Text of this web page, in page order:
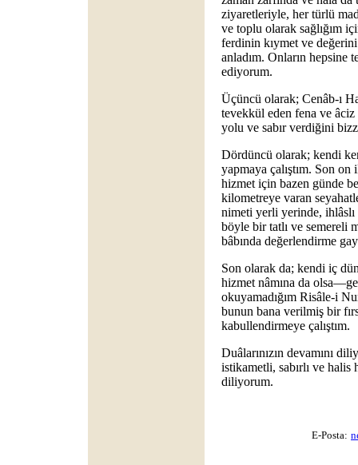
ziyaretleriyle, her türlü
ve toplu olarak sağlığım
ferdinin kıymet ve
anladım. Onların hepsine
ediyorum.
Üçüncü olarak; Cenâb-ı
tevekkül eden fena ve âciz
yolu ve sabır verdiğini
Dördüncü olarak; kendi
yapmaya çalıştım. Son on
hizmet için bazen günde
kilometreye varan
nimeti yerli yerinde, ihlâslı
böyle bir tatlı ve semereli
bâbında değerlendirme
Son olarak da; kendi iç
hizmet nâmına da
okuyamadığım Risâle-i
bunun bana verilmiş bir
kabullendirmeye çalıştım.
Duâlarınızın devamını
istikametli, sabırlı ve
diliyorum.
E-Posta: